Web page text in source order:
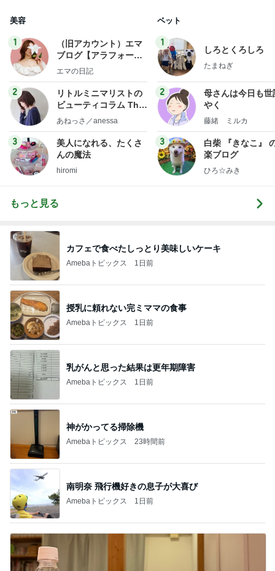
美容
1
（旧アカウント）エマ
ブログ【アラフォー会
社売却セカンドライ
エマの日記
2
リトルミニマリストの
ビューティコラム The
little minimalist's bea
あねっさ／anessa
3
美人になれる、たくさ
んの魔法
hiromi
ペット
1
しろとくろしろ
たまねぎ
2
母さんは今日も世
やく
藤緒 ミルカ
3
白柴 『きなこ』
楽ブログ
ひろ☆みき
もっと見る
カフェで食べたしっとり美味しいケーキ
Amebaトピックス 1日前
授乳に頼れない完ミママの食事
Amebaトピックス 1日前
乳がんと思った結果は更年期障害
Amebaトピックス 1日前
神がかってる掃除機
Amebaトピックス 23時間前
南明奈 飛行機好きの息子が大喜び
Amebaトピックス 1日前